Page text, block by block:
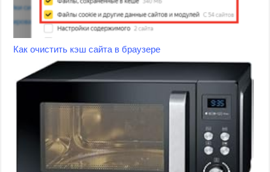
Как очистить кэш сайта в браузере